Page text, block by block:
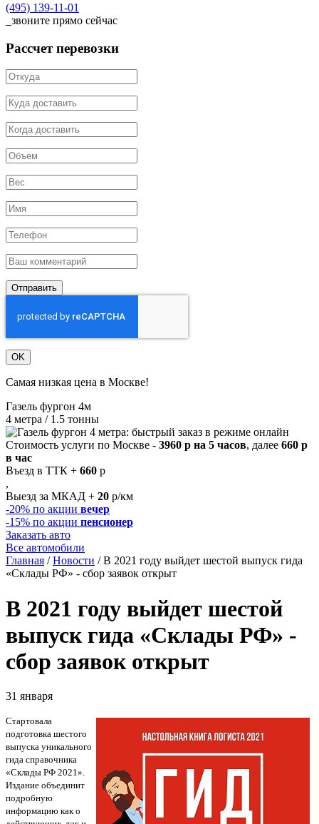
(495) 139-11-01
звоните прямо сейчас
Рассчет перевозки
Отправить
OK
Самая низкая цена в Москве!
Газель фургон 4м
4 метра / 1.5 тонны
Стоимость услуги по Москве - 3960 р на 5 часов, далее 660 р
в час
Въезд в ТТК + 660 р
,
Выезд за МКАД + 20 р/км
-20% по акции вечер
-15% по акции пенсионер
Заказать авто
Все автомобили
Главная /Новости /В 2021 году выйдет шестой выпуск гида
«Склады РФ» - сбор заявок открыт
В 2021 году выйдет шестой
выпуск гида «Склады РФ» -
сбор заявок открыт
31 января
Стартовала
подготовка шестого
выпуска уникального
гида справочника
«Склады РФ 2021».
Издание объединит
подробную
информацию как о